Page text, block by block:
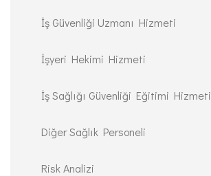
İş Güvenliği Uzmanı Hizmeti
İşyeri Hekimi Hizmeti
İş Sağlığı Güvenliği Eğitimi Hizmeti
Diğer Sağlık Personeli
Risk Analizi